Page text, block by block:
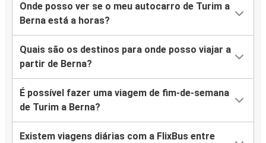
Onde posso ver se o meu autocarro de Turim a
Berna está a horas?
Quais são os destinos para onde posso viajar a
partir de Berna?
É possível fazer uma viagem de fim-de-semana
de Turim a Berna?
Existem viagens diárias com a FlixBus entre